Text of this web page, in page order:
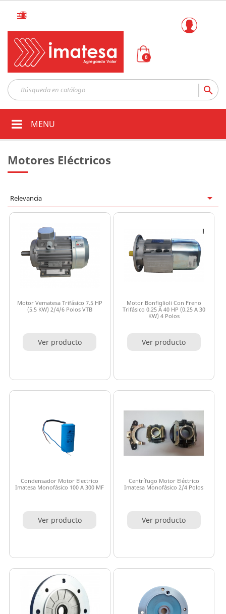


0
MENU
Motores Eléctricos
Relevancia 
Motor Vematesa Trifásico 7.5 HP
(5.5 KW) 2/4/6 Polos VTB
Ver producto
Motor Bonfiglioli Con Freno
Trifásico 0.25 A 40 HP (0.25 A 30
KW) 4 Polos
Ver producto
Condensador Motor Electrico
Imatesa Monofásico 100 A 300 MF
Ver producto
Centrífugo Motor Eléctrico
Imatesa Monofásico 2/4 Polos
Ver producto